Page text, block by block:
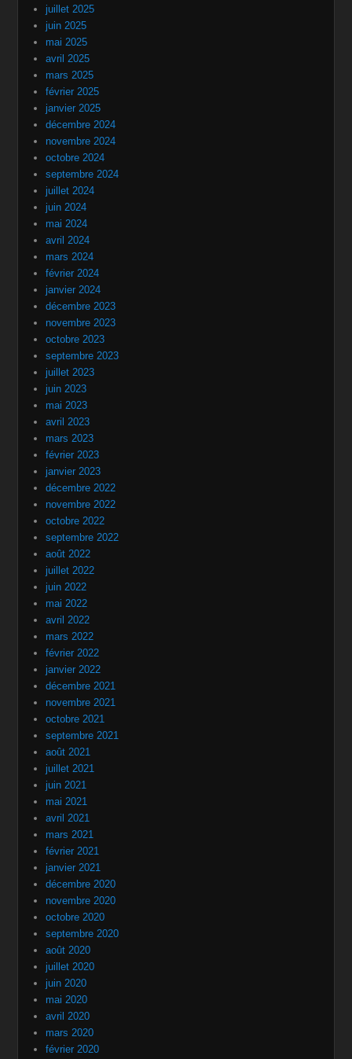
juillet 2025
juin 2025
mai 2025
avril 2025
mars 2025
février 2025
janvier 2025
décembre 2024
novembre 2024
octobre 2024
septembre 2024
juillet 2024
juin 2024
mai 2024
avril 2024
mars 2024
février 2024
janvier 2024
décembre 2023
novembre 2023
octobre 2023
septembre 2023
juillet 2023
juin 2023
mai 2023
avril 2023
mars 2023
février 2023
janvier 2023
décembre 2022
novembre 2022
octobre 2022
septembre 2022
août 2022
juillet 2022
juin 2022
mai 2022
avril 2022
mars 2022
février 2022
janvier 2022
décembre 2021
novembre 2021
octobre 2021
septembre 2021
août 2021
juillet 2021
juin 2021
mai 2021
avril 2021
mars 2021
février 2021
janvier 2021
décembre 2020
novembre 2020
octobre 2020
septembre 2020
août 2020
juillet 2020
juin 2020
mai 2020
avril 2020
mars 2020
février 2020